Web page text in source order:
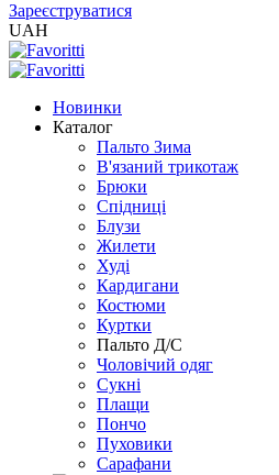
Зареєструватися
UAH
Новинки
Каталог
Пальто Зима
В'язаний трикотаж
Брюки
Спідниці
Блузи
Жилети
Худі
Кардигани
Костюми
Куртки
Пальто Д/С
Чоловічий одяг
Сукні
Плащи
Пончо
Пуховики
Сарафани
EXCEL
2005
(Опт)
XLSX